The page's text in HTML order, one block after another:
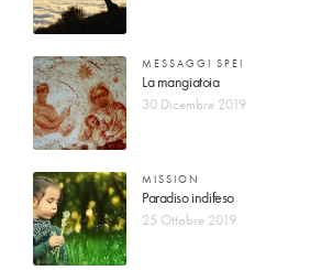
MESSAGGI SPEI
La mangiatoia
30 Dicembre 2019
MISSION
Paradiso indifeso
25 Ottobre 2019